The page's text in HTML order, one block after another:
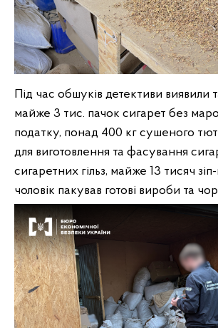
Під час обшуків детективи виявили
майже 3 тис. пачок сигарет без
податку, понад 400 кг сушеного
для виготовлення та фасування
сигаретних гільз, майже 13 тисяч зіп-
чоловік пакував готові вироби та